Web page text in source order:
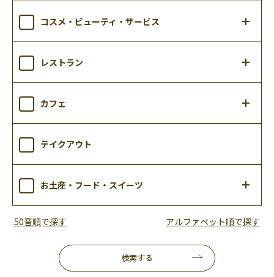
コスメ・ビューティ・サービス
レストラン
カフェ
テイクアウト
お土産・フード・スイーツ
50音順で探す アルファベット順で探す
検索する